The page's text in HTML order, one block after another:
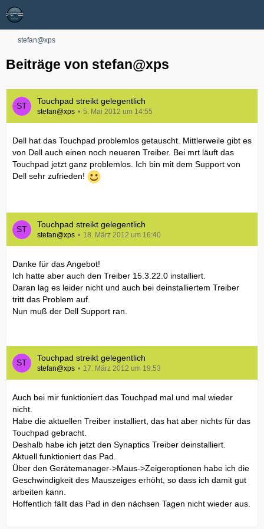
stefan@xps
Beiträge von stefan@xps
Touchpad streikt gelegentlich
stefan@xps 5. Mai 2012 um 14:55
Dell hat das Touchpad problemlos getauscht. Mittlerweile gibt es
von Dell auch einen noch neueren Treiber. Bei mrt läuft das
Touchpad jetzt ganz problemlos. Ich bin mit dem Support von
Dell sehr zufrieden!
Touchpad streikt gelegentlich
stefan@xps 18. März 2012 um 16:40
Danke für das Angebot!
Ich hatte aber auch den Treiber 15.3.22.0 installiert.
Daran lag es leider nicht und auch bei deinstalliertem Treiber
tritt das Problem auf.
Nun muß der Dell Support ran.
Touchpad streikt gelegentlich
stefan@xps 17. März 2012 um 19:53
Auch bei mir funktioniert das Touchpad mal und mal wieder
nicht.
Habe die aktuellen Treiber installiert, das hat aber nichts für das
Touchpad gebracht.
Deshalb habe ich jetzt den Synaptics Treiber deinstalliert.
Aktuell funktioniert das Pad.
Über den Gerätemanager->Maus->Zeigeroptionen habe ich die
Geschwindigkeit des Mauszeiges erhöht, so dass ich damit gut
arbeiten kann.
Hoffentlich fällt das Pad in den nächsen Tagen nicht wieder aus.